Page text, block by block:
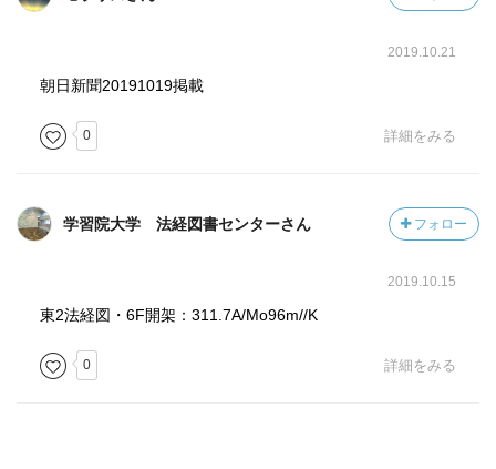
2019.10.21
朝日新聞20191019掲載
0 詳細をみる
学習院大学 法経図書センターさん フォロー
2019.10.15
東2法経図・6F開架：311.7A/Mo96m//K
0 詳細をみる